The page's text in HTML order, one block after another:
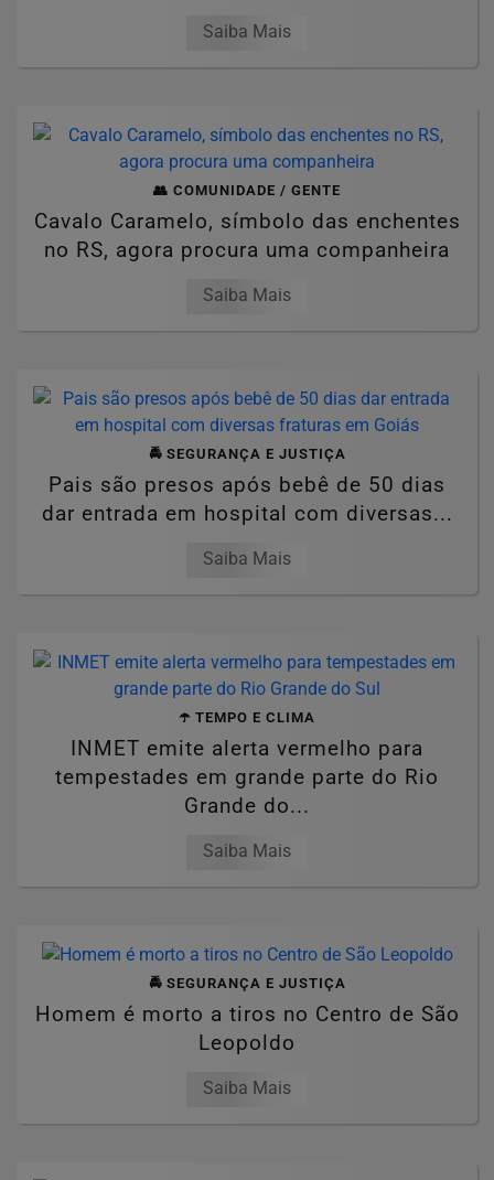
Saiba Mais
👥 COMUNIDADE / GENTE
Cavalo Caramelo, símbolo das enchentes
no RS, agora procura uma companheira
Saiba Mais
🚔 SEGURANÇA E JUSTIÇA
Pais são presos após bebê de 50 dias
dar entrada em hospital com diversas...
Saiba Mais
☂️ TEMPO E CLIMA
INMET emite alerta vermelho para
tempestades em grande parte do Rio
Grande do...
Saiba Mais
🚔 SEGURANÇA E JUSTIÇA
Homem é morto a tiros no Centro de São
Leopoldo
Saiba Mais